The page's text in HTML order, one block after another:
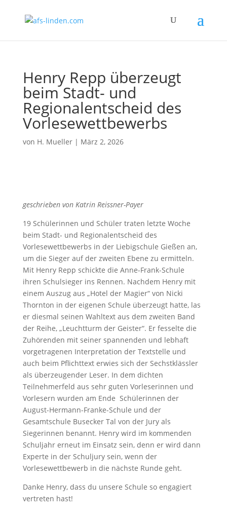
Henry Repp überzeugt
beim Stadt- und
Regionalentscheid des
Vorlesewettbewerbs
von H. Mueller| März 2, 2026
geschrieben von Katrin Reissner-Payer
19 Schülerinnen und Schüler traten letzte Woche
beim Stadt- und Regionalentscheid des
Vorlesewettbewerbs in der Liebigschule Gießen an,
um die Sieger auf der zweiten Ebene zu ermitteln.
Mit Henry Repp schickte die Anne-Frank-Schule
ihren Schulsieger ins Rennen. Nachdem Henry mit
einem Auszug aus „Hotel der Magier“ von Nicki
Thornton in der eigenen Schule überzeugt hatte, las
er diesmal seinen Wahltext aus dem zweiten Band
der Reihe, „Leuchtturm der Geister“. Er fesselte die
Zuhörenden mit seiner spannenden und lebhaft
vorgetragenen Interpretation der Textstelle und
auch beim Pflichttext erwies sich der Sechstklässler
als überzeugender Leser. In dem dichten
Teilnehmerfeld aus sehr guten Vorleserinnen und
Vorlesern wurden am Ende Schülerinnen der
August-Hermann-Franke-Schule und der
Gesamtschule Busecker Tal von der Jury als
Siegerinnen benannt. Henry wird im kommenden
Schuljahr erneut im Einsatz sein, denn er wird dann
Experte in der Schuljury sein, wenn der
Vorlesewettbewerb in die nächste Runde geht.
Danke Henry, dass du unsere Schule so engagiert
vertreten hast!